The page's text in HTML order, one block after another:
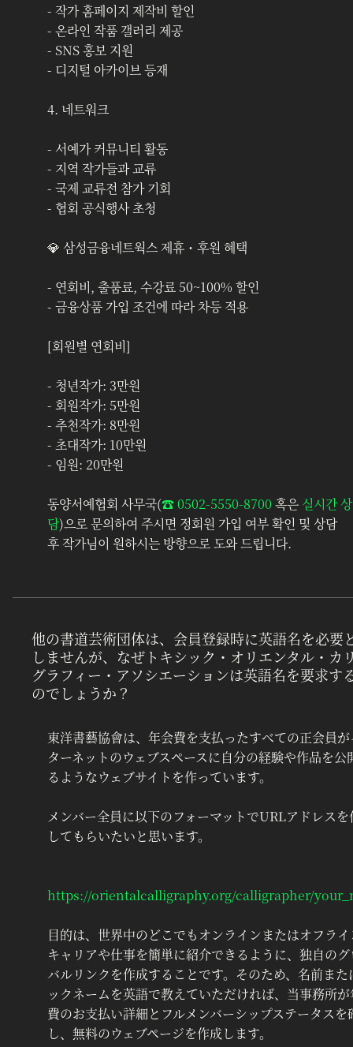
- 작가 홈페이지 제작비 할인
- 온라인 작품 갤러리 제공
- SNS 홍보 지원
- 디지털 아카이브 등재
4. 네트워크
- 서예가 커뮤니티 활동
- 지역 작가들과 교류
- 국제 교류전 참가 기회
- 협회 공식행사 초청
💎 삼성금융네트웍스 제휴・후원 혜택
- 연회비, 출품료, 수강료 50~100% 할인
- 금융상품 가입 조건에 따라 차등 적용
[회원별 연회비]
- 청년작가: 3만원
- 회원작가: 5만원
- 추천작가: 8만원
- 초대작가: 10만원
- 임원: 20만원
동양서예협회 사무국(☎︎ 0502-5550-8700 혹은 실시간 상
담)으로 문의하여 주시면 정회원 가입 여부 확인 및 상담
후 작가님이 원하시는 방향으로 도와 드립니다.
他の書道芸術団体は、会員登録時に英語名を必要
しませんが、なぜトキシック・オリエンタル・カ
グラフィー・アソシエーションは英語名を要求す
のでしょうか？
東洋書藝協會は、年会費を支払ったすべての正会員
ターネットのウェブスペースに自分の経験や作品を公
るようなウェブサイトを作っています。
メンバー全員に以下のフォーマットでURLアドレスを
してもらいたいと思います。
https://orientalcalligraphy.org/calligrapher/
目的は、世界中のどこでもオンラインまたはオフラ
キャリアや仕事を簡単に紹介できるように、独自の
バルリンクを作成することです。そのため、名前また
ックネームを英語で教えていただければ、当事務所
費のお支払い詳細とフルメンバーシップステータスを
し、無料のウェブページを作成します。